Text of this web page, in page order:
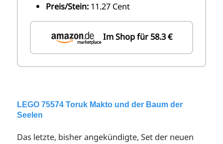
Preis/Stein:11.27 Cent
Im Shop für 58.3 €
LEGO 75574 Toruk Makto und der Baum der
Seelen
Das letzte, bisher angekündigte, Set der neuen